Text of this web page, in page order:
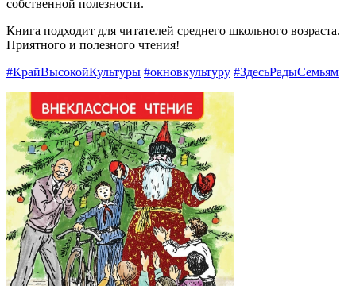
собственной полезности.
Книга подходит для читателей среднего школьного возраста.
Приятного и полезного чтения!
#КрайВысокойКультуры #окновкультуру #ЗдесьРадыСемьям